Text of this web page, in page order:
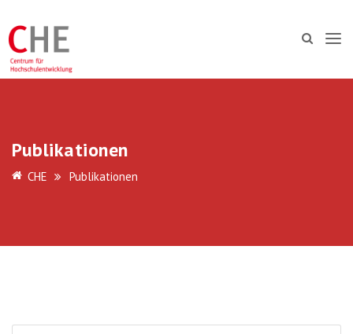
Publikationen
CHE Publikationen